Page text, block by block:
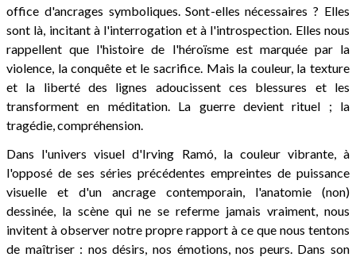
office d'ancrages symboliques. Sont-elles nécessaires ? Elles
sont là, incitant à l'interrogation et à l'introspection. Elles nous
rappellent que l'histoire de l'héroïsme est marquée par la
violence, la conquête et le sacrifice. Mais la couleur, la texture
et la liberté des lignes adoucissent ces blessures et les
transforment en méditation. La guerre devient rituel ; la
tragédie, compréhension.
Dans l'univers visuel d'Irving Ramó, la couleur vibrante, à
l'opposé de ses séries précédentes empreintes de puissance
visuelle et d'un ancrage contemporain, l'anatomie (non)
dessinée, la scène qui ne se referme jamais vraiment, nous
invitent à observer notre propre rapport à ce que nous tentons
de maîtriser : nos désirs, nos émotions, nos peurs. Dans son